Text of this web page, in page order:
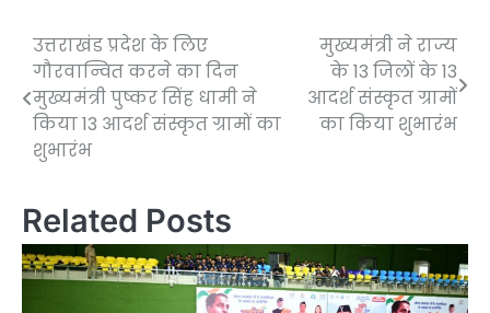
Post
navigation
उत्तराखंड प्रदेश के लिए
गौरवान्वित करने का दिन
मुख्यमंत्री पुष्कर सिंह धामी ने
किया 13 आदर्श संस्कृत ग्रामों का
शुभारंभ
मुख्यमंत्री ने राज्य
के 13 जिलों के 13
आदर्श संस्कृत ग्रामों
का किया शुभारंभ
Related Posts